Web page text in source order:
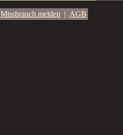
Missbrauch melden | AGB